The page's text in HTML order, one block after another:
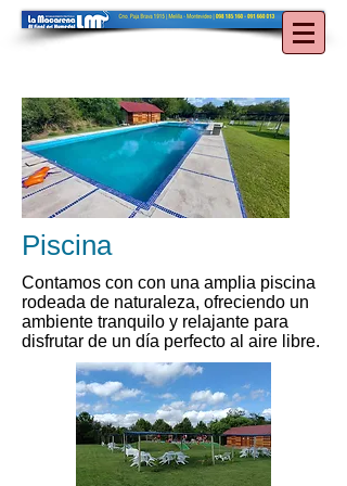
Piscina
Contamos con con una amplia piscina
rodeada de naturaleza, ofreciendo un
ambiente tranquilo y relajante para
disfrutar de un día perfecto al aire libre.